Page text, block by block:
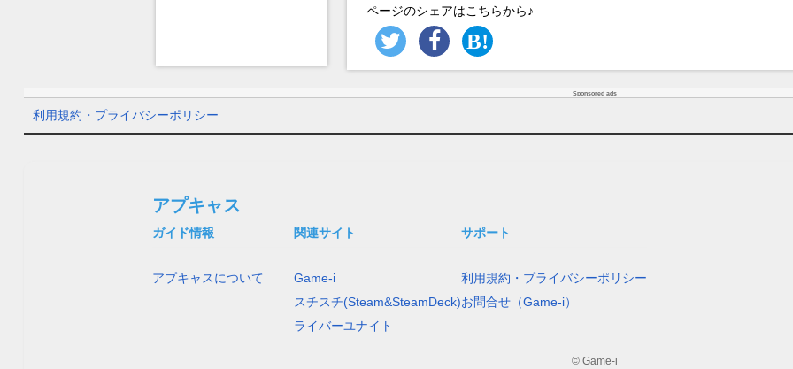
ページのシェアはこちらから♪
Sponsored ads
利用規約・プライバシーポリシー
アプキャス
ガイド情報
アプキャスについて
関連サイト
Game-i
スチスチ(Steam&SteamDeck)
ライバーユナイト
サポート
利用規約・プライバシーポリシー
お問合せ（Game-i）
© Game-i